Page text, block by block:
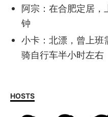
阿宗：在合肥定居，
钟
小卡：北漂，曾上班
骑自行车半小时左右
HOSTS